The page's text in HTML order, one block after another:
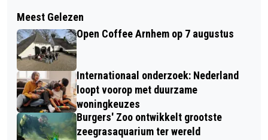
RINGSLANGEXCURSIE OP VOORMALIG
ZWEMBAD BEEKHUIZEN IN VELP
KLIMAATBURGEMEESTER VAN
ARNHEM GEZOCHT!
Meest Gelezen
Open Coffee Arnhem op 7 augustus
Internationaal onderzoek: Nederland
loopt voorop met duurzame
woningkeuzes
Burgers' Zoo ontwikkelt grootste
zeegrasaquarium ter wereld